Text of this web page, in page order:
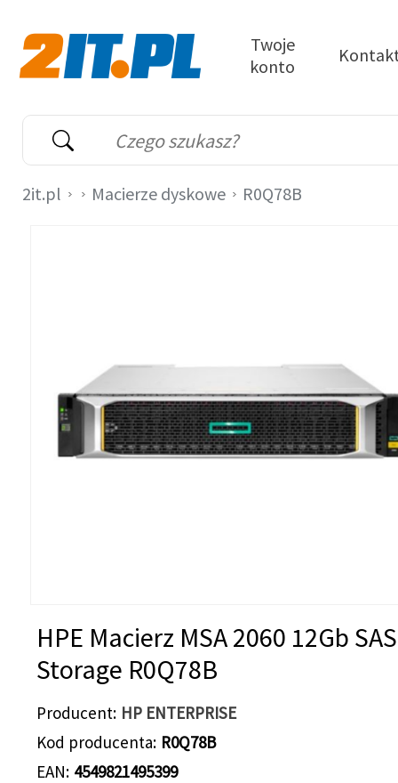
Wyszukiwarka
Słowo kluczowe
Twoje
konto
2it.pl Macierze dyskowe R0Q78B
HPE Macierz MSA 2060 12Gb
Storage R0Q78B
Producent HP ENTERPRISE
Kod producenta R0Q78B
EAN 4549821495399